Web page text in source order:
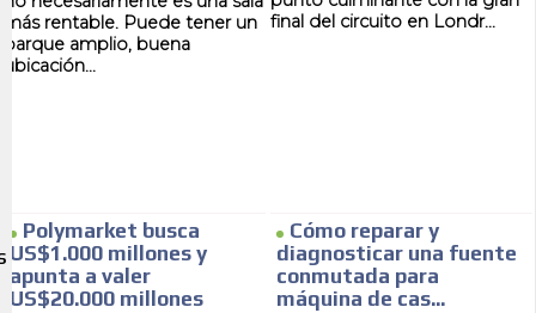
más rentable. Puede tener un
parque amplio, buena
ubicación...
final del circuito en Londr...
Polymarket busca
US$1.000 millones y
apunta a valer
US$20.000 millones
Cómo reparar y
diagnosticar una fuente
conmutada para
máquina de cas...